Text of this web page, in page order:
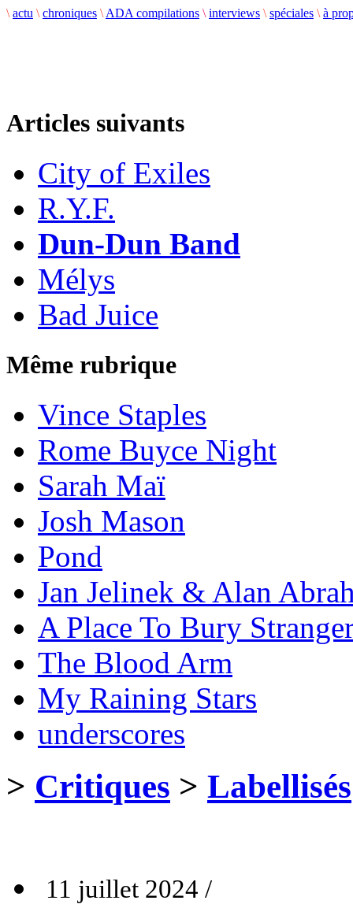
\ actu \ chroniques \ ADA compilations \ interviews \ spéciales \ à
Articles suivants
City of Exiles
R.Y.F.
Dun-Dun Band
Mélys
Bad Juice
Même rubrique
Vince Staples
Rome Buyce Night
Sarah Maï
Josh Mason
Pond
Jan Jelinek & Alan
A Place To Bury
The Blood Arm
My Raining Stars
underscores
> Critiques > Labellisés
11 juillet 2024 /